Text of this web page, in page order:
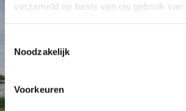
verzameld op basis van uw gebruik
Noodzakelijk
Voorkeuren
beschikt over
vestigingen